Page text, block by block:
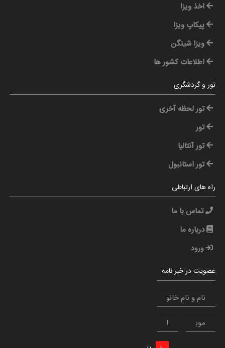
اخذ ویزا
پیکاپ ویزا
ویزا شینگن
اطلاعات کشور ها
تور و گردشگری
تور لحظه آخری
تور
تور آنتالیا
تور استانبول
راه های ارتباطی
تماس با ما
درباره ما
ورود
عضویت در خبر نامه